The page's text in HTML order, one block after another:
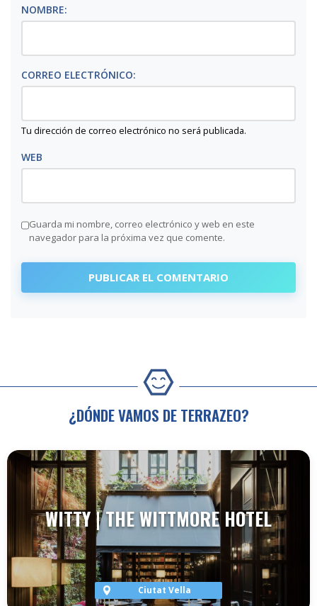
NOMBRE:
CORREO ELECTRÓNICO:
Tu dirección de correo electrónico no será publicada.
WEB
Guarda mi nombre, correo electrónico y web en este
navegador para la próxima vez que comente.
¿DÓNDE VAMOS DE TERRAZEO?
WITTY | THE WITTMORE HOTEL
Ciutat Vella